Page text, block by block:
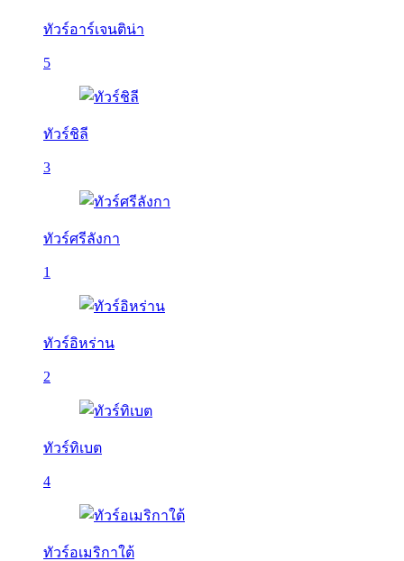
ทัวร์อาร์เจนติน่า
5
ทัวร์ชิลี
3
ทัวร์ศรีลังกา
1
ทัวร์อิหร่าน
2
ทัวร์ทิเบต
4
ทัวร์อเมริกาใต้